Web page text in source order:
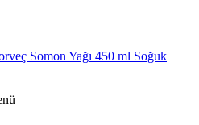
Somon Yağı 450 ml Soğuk